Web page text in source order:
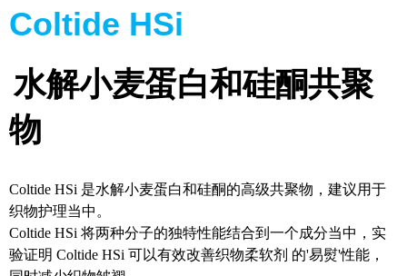
Coltide HSi
水解小麦蛋白和硅酮共聚
物
Coltide HSi 是水解小麦蛋白和硅酮的高级共聚物，建议用于
织物护理当中。
Coltide HSi 将两种分子的独特性能结合到一个成分当中，实
验证明 Coltide HSi 可以有效改善织物柔软剂 的'易熨'性能，